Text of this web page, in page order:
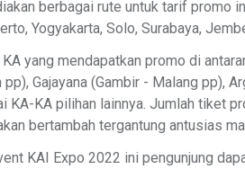
berbagai rute untuk tarif promo
Yogyakarta, Solo, Surabaya,
yang mendapatkan promo di
pp), Gajayana (Gambir - Malang pp),
KA-KA pilihan lainnya. Jumlah tiket
bertambah tergantung antusias
KAI Expo 2022 ini pengunjung